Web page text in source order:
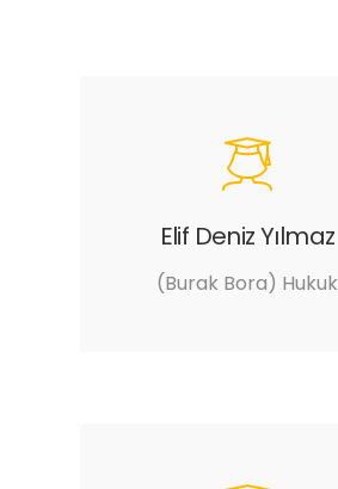
Elif Deniz Yılmaz
(Burak Bora) Hukuk